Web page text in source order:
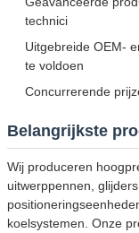
technici
Uitgebreide OEM-
te voldoen
Concurrerende
Belangrijkste
Wij produceren
uitwerppennen,
koelsystemen. Onze